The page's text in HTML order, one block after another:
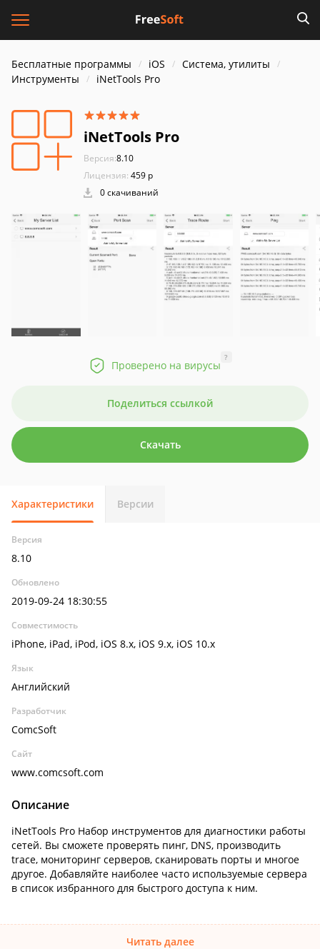
Бесплатные программы iOS
Система, утилиты
Инструменты
iNetTools Pro
iNetTools Pro
Версия:8.10
Лицензия: 459 р
0 скачиваний
Проверено на вирусы
?
Поделиться ссылкой
Скачать
Характеристики Версии
Версия
8.10
Обновлено
2019-09-24 18:30:55
Совместимость
iPhone, iPad, iPod, iOS 8.x, iOS 9.x, iOS 10.x
Язык
Английский
Разработчик
ComcSoft
Сайт
www.comcsoft.com
Описание
iNetTools Pro Набор инструментов для диагностики работы
сетей. Вы сможете проверять пинг, DNS, производить
trace, мониторинг серверов, сканировать порты и многое
другое. Добавляйте наиболее часто используемые сервера
в список избранного для быстрого доступа к ним.
Читать далее